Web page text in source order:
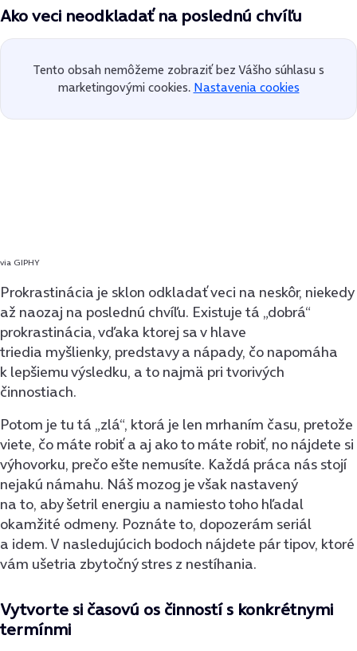
Ako veci neodkladať na poslednú chvíľu
Tento obsah nemôžeme zobraziť bez Vášho súhlasu s
marketingovými cookies. Nastavenia cookies
via GIPHY
Prokrastinácia je sklon odkladať veci na neskôr, niekedy
až naozaj na poslednú chvíľu. Existuje tá „dobrá“
prokrastinácia, vďaka ktorej sa v hlave
triedia myšlienky, predstavy a nápady, čo napomáha
k lepšiemu výsledku, a to najmä pri tvorivých
činnostiach.
Potom je tu tá „zlá“, ktorá je len mrhaním času, pretože
viete, čo máte robiť a aj ako to máte robiť, no nájdete si
výhovorku, prečo ešte nemusíte. Každá práca nás stojí
nejakú námahu. Náš mozog je však nastavený
na to, aby šetril energiu a namiesto toho hľadal
okamžité odmeny. Poznáte to, dopozerám seriál
a idem. V nasledujúcich bodoch nájdete pár tipov, ktoré
vám ušetria zbytočný stres z nestíhania.
Vytvorte si časovú os činností s konkrétnymi
termínmi